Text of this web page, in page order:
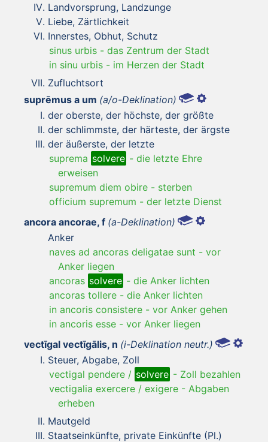
Landvorsprung, Landzunge
Liebe, Zärtlichkeit
Innerstes, Obhut, Schutz
sinus urbis - das Zentrum der Stadt
in sinu urbis - im Herzen der Stadt
Zufluchtsort
suprēmus a um (a/o-Deklination)
der oberste, der höchste, der größte
der schlimmste, der härteste, der ärgste
der äußerste, der letzte
suprema solvere - die letzte Ehre
erweisen
supremum diem obire - sterben
officium supremum - der letzte Dienst
ancora ancorae, f (a-Deklination)
Anker
naves ad ancoras deligatae sunt - vor
Anker liegen
ancoras solvere - die Anker lichten
ancoras tollere - die Anker lichten
in ancoris consistere - vor Anker gehen
in ancoris esse - vor Anker liegen
vectīgal vectīgālis, n (i-Deklination neutr.)
Steuer, Abgabe, Zoll
vectigal pendere / solvere - Zoll bezahlen
vectigalia exercere / exigere - Abgaben
erheben
Mautgeld
Staatseinkünfte, private Einkünfte (Pl.)